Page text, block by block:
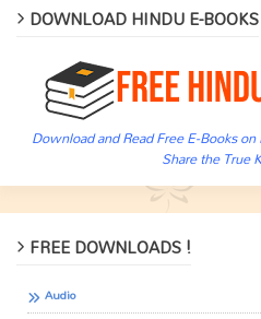
DOWNLOAD HINDU E-BOOKS
Download and Read Free E-Books
Share the True
FREE DOWNLOADS !
Audio